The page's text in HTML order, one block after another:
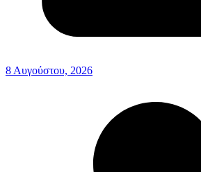
8 Αυγούστου, 2026